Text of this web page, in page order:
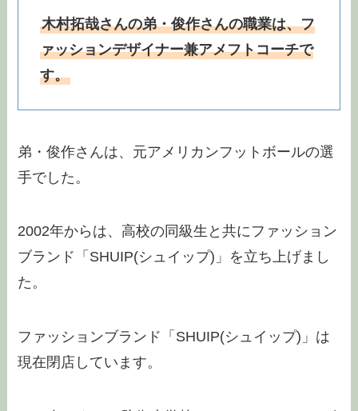
木村拓哉さんの弟・俊作さんの職業は、フ
ァッションデザイナー兼アメフトコーチで
す。
弟・俊作さんは、元アメリカンフットボールの選
手でした。
2002年からは、高校の同級生と共にファッション
ブランド「SHUIP(シュイップ)」を立ち上げまし
た。
ファッションブランド「SHUIP(シュイップ)」は
現在閉店しています。